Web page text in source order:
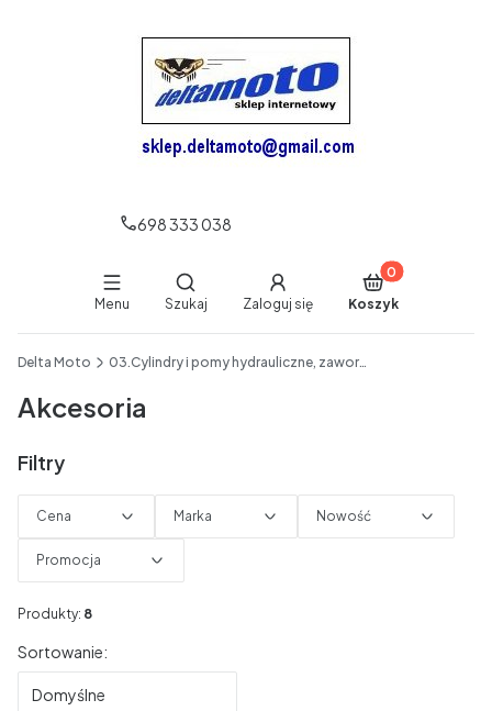
698 333 038
Menu
Otwórz wyszukiwarkę
Szukaj Zaloguj się
Produkty w
Koszyk
Delta Moto 03.Cylindry i pomy hydrauliczne, zawory hydrauliczne
Akcesoria
Filtry
Cena Marka Nowość
Promocja
Koniec filtrów
Produkty: 8
Lista produktów
Sortowanie:
Domyślne